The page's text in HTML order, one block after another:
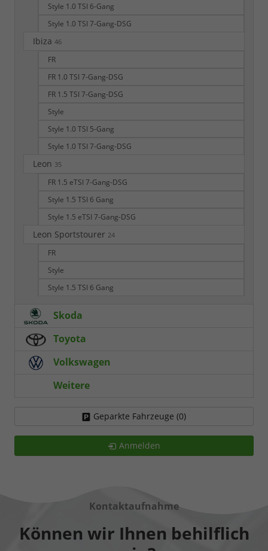
Style 1.0 TSI 6-Gang
Style 1.0 TSI 7-Gang-DSG
Ibiza 46
FR
FR 1.0 TSI 7-Gang-DSG
FR 1.5 TSI 7-Gang-DSG
Style
Style 1.0 TSI 5-Gang
Style 1.0 TSI 7-Gang-DSG
Leon 35
FR 1.5 eTSI 7-Gang-DSG
Style 1.5 TSI 6 Gang
Style 1.5 eTSI 7-Gang-DSG
Leon Sportstourer 24
FR
Style
Style 1.5 TSI 6 Gang
Skoda
Toyota
Volkswagen
Weitere
Geparkte Fahrzeuge (0)
Anmelden
Kontaktaufnahme
Können wir Ihnen behilflich